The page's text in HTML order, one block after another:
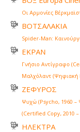
Οι Αρμονίες
ΒΟΤΣΑΛΑΚΙΑ
Spider-Man:
ΕΚΡΑΝ
Γνήσιο Αντίγραφο
Μαλχόλαντ (Ψηφιακή
ΖΕΦΥΡΟΣ
Ψυχώ (Psycho, 1960 –
(Certified Copy, 2010
ΗΛΕΚΤΡΑ